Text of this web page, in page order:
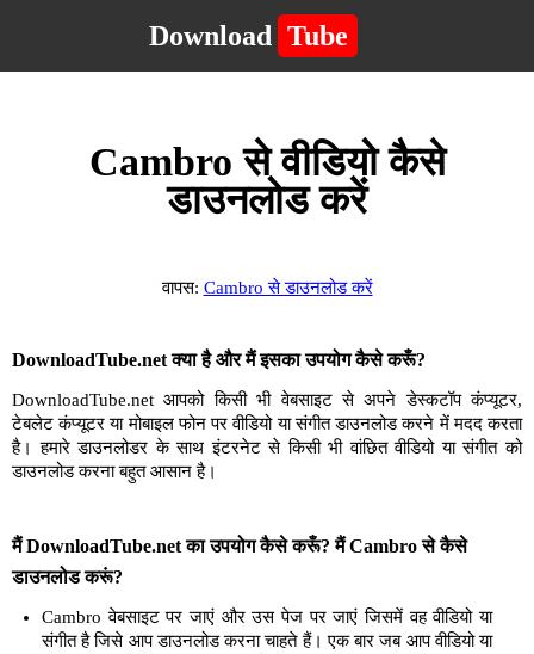
Download Tube
Cambro से वीडियो कैसे
डाउनलोड करें
वापस: Cambro से डाउनलोड करें
DownloadTube.net क्या है और मैं इसका उपयोग कैसे करूँ?
DownloadTube.net आपको किसी भी वेबसाइट से अपने डेस्कटॉप कंप्यूटर,
टेबलेट कंप्यूटर या मोबाइल फोन पर वीडियो या संगीत डाउनलोड करने में मदद करता
है। हमारे डाउनलोडर के साथ इंटरनेट से किसी भी वांछित वीडियो या संगीत को
डाउनलोड करना बहुत आसान है।
मैं DownloadTube.net का उपयोग कैसे करूँ? मैं Cambro से कैसे
डाउनलोड करूं?
Cambro वेबसाइट पर जाएं और उस पेज पर जाएं जिसमें वह वीडियो या
संगीत है जिसे आप डाउनलोड करना चाहते हैं। एक बार जब आप वीडियो या